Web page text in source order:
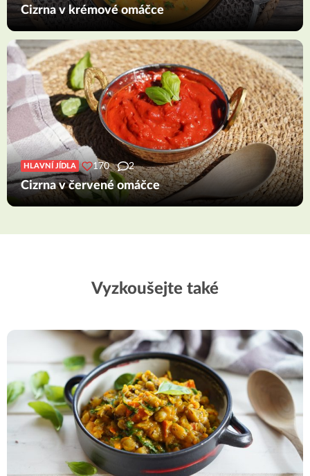
Cizrna v krémové omáčce
HLAVNÍ JÍDLA 170 2
Cizrna v červené omáčce
Vyzkoušejte také